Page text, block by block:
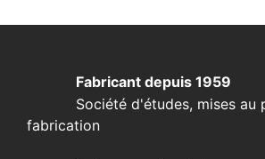
Fabricant depuis 1959
Société d'études, mises au
fabrication